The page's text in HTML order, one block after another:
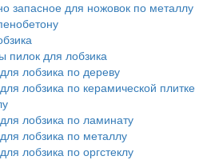
запасное для ножовок по металлу
пилок для лобзика
лобзика по дереву
лобзика по керамической плитке
лобзика по ламинату
лобзика по металлу
лобзика по оргстеклу